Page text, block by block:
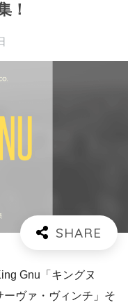
！
Gnu「キングヌ
ーヴァ・ヴィンチ 」そ